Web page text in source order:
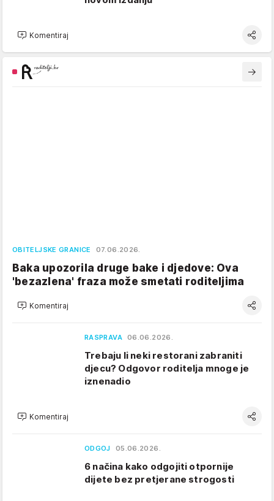
Komentiraj
OBITELJSKE GRANICE 07.06.2026.
Baka upozorila druge bake i djedove: Ova
'bezazlena' fraza može smetati roditeljima
Komentiraj
RASPRAVA 06.06.2026.
Trebaju li neki restorani zabraniti
djecu? Odgovor roditelja mnoge je
iznenadio
Komentiraj
ODGOJ 05.06.2026.
6 načina kako odgojiti otpornije
dijete bez pretjerane strogosti